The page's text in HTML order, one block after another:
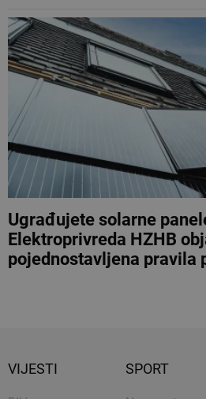
Ugrađujete solarne
Elektroprivreda HZHB
pojednostavljena pravila
VIJESTI SPORT